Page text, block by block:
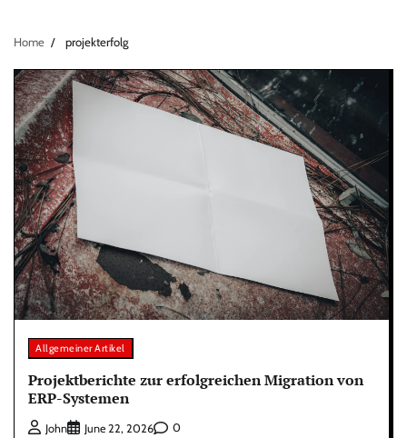
Home projekterfolg
Allgemeiner Artikel
Projektberichte zur erfolgreichen Migration von
ERP-Systemen
John June 22, 2026 0